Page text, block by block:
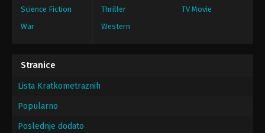
Science Fiction
Thriller
TV Movie
War
Western
Stranice
Lista Kratkometraznih
Popularno
Poslednje dodato